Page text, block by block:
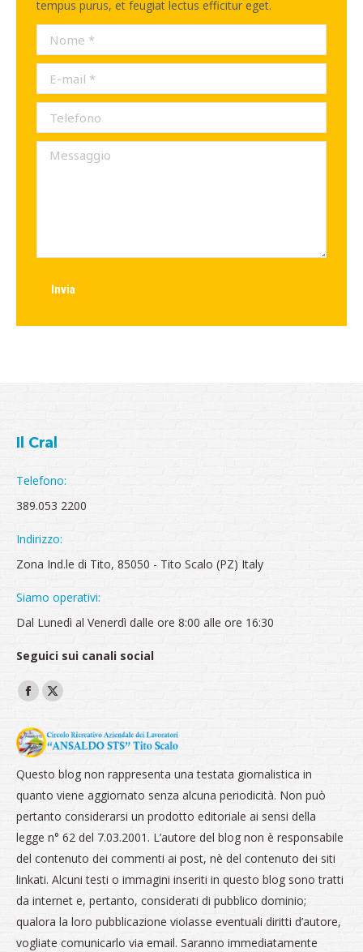
tempus purus, et feugiat lectus efficitur eget.
Nome *
E-mail *
Telefono
Messaggio
Invia
Il Cral
Telefono:
389.053 2200
Indirizzo:
Zona Ind.le di Tito, 85050 - Tito Scalo (PZ) Italy
Siamo operativi:
Dal Lunedì al Venerdì dalle ore 8:00 alle ore 16:30
Seguici sui canali social
Ci puoi trovare su:
Facebook
opens
X
opens
Questo blog non rappresenta una testata giornalistica in
quanto viene aggiornato senza alcuna periodicità. Non può
pertanto considerarsi un prodotto editoriale ai sensi della
legge n° 62 del 7.03.2001. L’autore del blog non è responsabile
del contenuto dei commenti ai post, nè del contenuto dei siti
linkati. Alcuni testi o immagini inseriti in questo blog sono tratti
da internet e, pertanto, considerati di pubblico dominio;
qualora la loro pubblicazione violasse eventuali diritti d’autore,
vogliate comunicarlo via email. Saranno immediatamente